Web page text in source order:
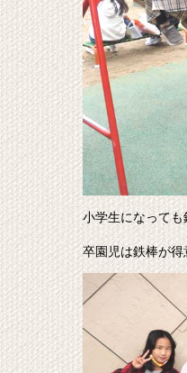
小学生になって
卒園児は鉄棒が